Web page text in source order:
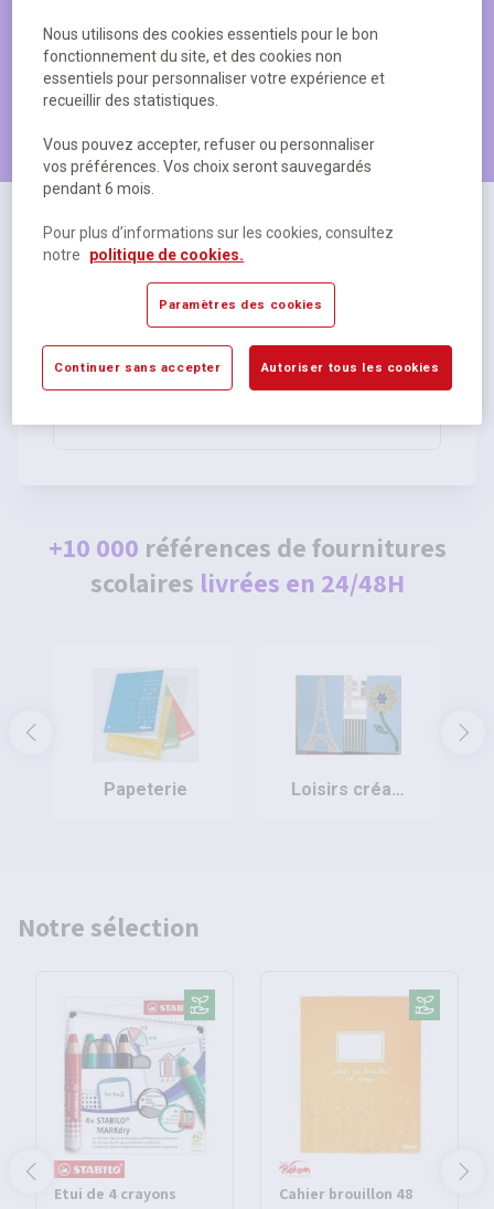
Les produits les plus populaires
Cahier polypropylène 48 pages Seyes 17x22 cm
+10 000 références de fournitures
scolaires livrées en 24/48H
papeterie loisirs créatifs
Notre sélection
Etui de 4 crayons
Cahier brouillon 48
Nous utilisons des cookies essentiels pour le bon
fonctionnement du site, et des cookies non
essentiels pour personnaliser votre expérience et
recueillir des statistiques.
Vous pouvez accepter, refuser ou personnaliser
vos préférences. Vos choix seront sauvegardés
pendant 6 mois.
Pour plus d’informations sur les cookies, consultez
notre
politique de cookies.
Paramètres des cookies
Continuer sans accepter Autoriser tous les cookies